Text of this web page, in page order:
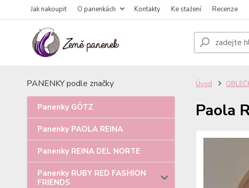
Jak nakoupit O panenkách Kontakty Ke stažení Recenze
PANENKY podle značky
Panenky GÖTZ
Panenky PAOLA REINA
Panenky REINA DEL NORTE
Panenky RUBY RED FASHION
FRIENDS
Úvod
Paola